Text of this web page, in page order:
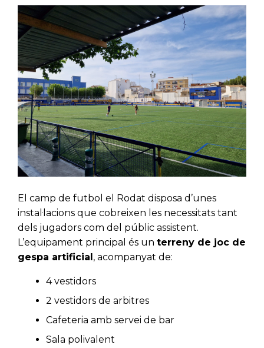
El camp de futbol el Rodat disposa d’unes
instal·lacions que cobreixen les necessitats tant
dels jugadors com del públic assistent.
L’equipament principal és un terreny de joc de
gespa artificial, acompanyat de:
4 vestidors
2 vestidors de arbitres
Cafeteria amb servei de bar
Sala polivalent